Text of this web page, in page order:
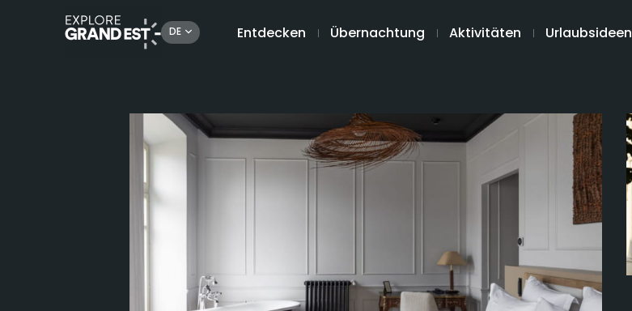
DE Entdecken Übernachtung Aktivitäten Urlaubsideen